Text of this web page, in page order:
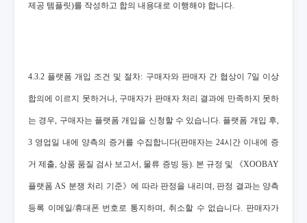
제공 템플릿)를 작성하고 합의 내용대로 이행해야 합니다.
4.3.2 플랫폼 개입 조건 및 절차: 구매자와 판매자 간 협상이 7일 이상
합의에 이르지 못하거나, 구매자가 판매자 처리 결과에 만족하지 못하
는 경우, 구매자는 플랫폼 개입을 신청할 수 있습니다. 플랫폼 개입 후,
3 영업일 내에 양측의 증거를 수집합니다(판매자는 24시간 이내에 증
거 제출, 상품 품질 검사 보고서, 물류 증빙 등). 본 규정 및 《XOOBAY
플랫폼 AS 분쟁 처리 기준》에 따라 판정을 내리며, 판정 결과는 양측
등록 이메일/휴대폰 번호로 통지하며, 취소할 수 없습니다. 판매자가